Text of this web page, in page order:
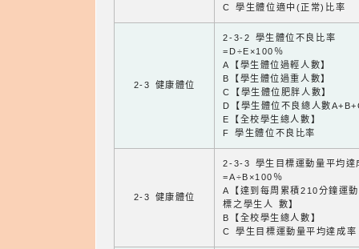
C 學生體位適中(正常)比率
2-3 健康體位
2-3-2 學生體位不良比率
=D÷E×100％
A【學生體位過輕人數】
B【學生體位過重人數】
C【學生體位肥胖人數】
D【學生體位不良總人數
E【全校學生總人數】
F 學生體位不良比率
2-3 健康體位
2-3-3 學生目標運動量平均達
=A÷B×100％
A【達到每周累積210分鐘運
標之學生人 數】
B【全校學生總人數】
C 學生目標運動量平均達成率